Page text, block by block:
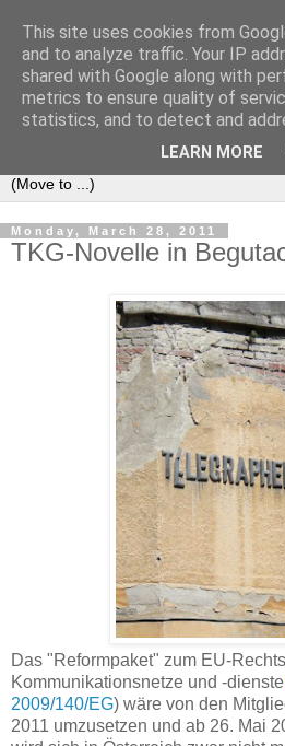
e-comm
Blog zum österreichischen und
elektronischen
Monday, March 28, 2011
TKG-Novelle in
Das "Reformpaket" zum EU-
Kommunikationsnetze und -
2009/140/EG) wäre von den
2011 umzusetzen und ab 26. Mai
This site uses cookies from
and to analyze traffic. Your IP
shared with Google along with
metrics to ensure quality of
statistics, and to detect and
LEARN MORE